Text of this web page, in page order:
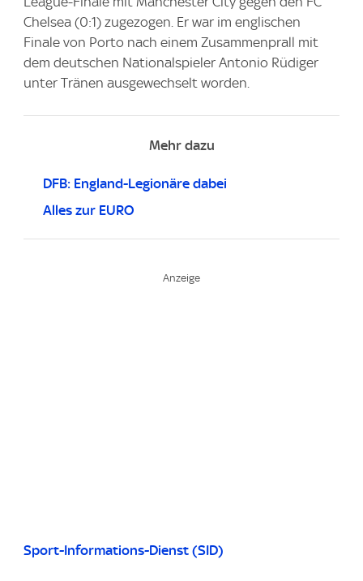
Chelsea (0:1) zugezogen. Er war im englischen
Finale von Porto nach einem Zusammenprall mit
dem deutschen Nationalspieler Antonio Rüdiger
unter Tränen ausgewechselt worden.
Mehr dazu
DFB: England-Legionäre dabei
Alles zur EURO
Sport-Informations-Dienst (SID)